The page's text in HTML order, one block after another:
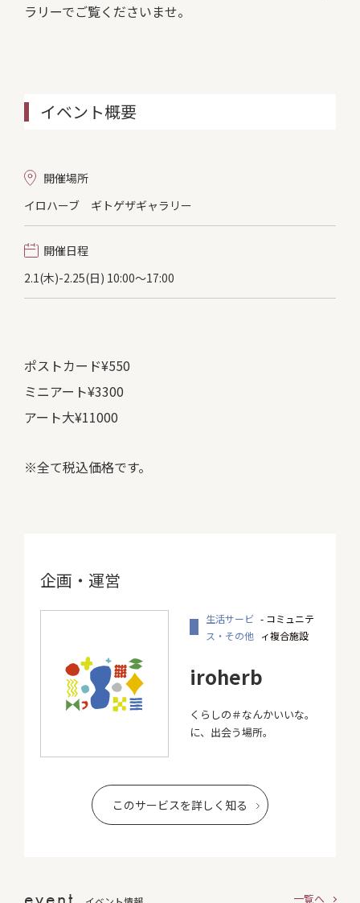
一覧へ
ラリーでご覧くださいませ。
イベント概要
開催場所
イロハーブ ギトゲザギャラリー
開催日程
2.1(木)-2.25(日) 10:00〜17:00
ポストカード¥550
ミニアート¥3300
アート大¥11000
※全て税込価格です。
企画・運営
iroherb
生活サービ
ス・その他
- コミュニテ
ィ複合施設
くらしの＃なんかいいな。
に、出会う場所。
このサービスを詳しく知る